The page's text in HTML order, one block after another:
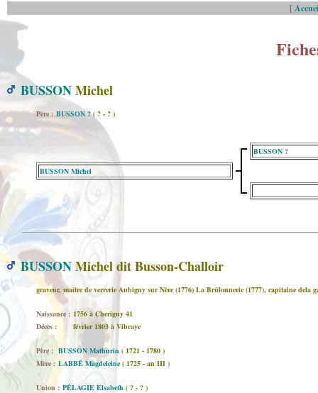
[
BUSSONMichel
Père : BUSSON ?( ? - ? )
BUSSON Michel
BUSSON ?
BUSSONMichel dit Busson-Challoir
graveur, maître de verrerie Aubigny sur Nère (1776) La Brûlonnerie (1777), capitaine dela
Naissance : 1756 à Cherigny 41
Décès :
février 1803 à Vibraye
Père : BUSSON Mathurin ( 1721 - 1780 )
Mère : LABBÉ Magdeleine ( 1725 - an III )
Union : PÉLAGIE Elsabeth ( ? - ? )